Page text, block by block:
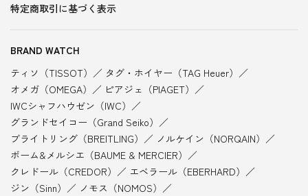
特定商取引に基づく表示
BRAND WATCH
ティソ（TISSOT）
タグ・ホイヤー（TAG Heuer）
オメガ（OMEGA）
ピアジェ（PIAGET）
IWCシャフハウゼン（IWC）
グランドセイコー（Grand Seiko）
ブライトリング（BREITLING）
ノルケイン（NORQAIN）
ボーム&メルシエ（BAUME & MERCIER）
クレドール（CREDOR）
エベラール（EBERHARD）
ジン（Sinn）
ノモス（NOMOS）